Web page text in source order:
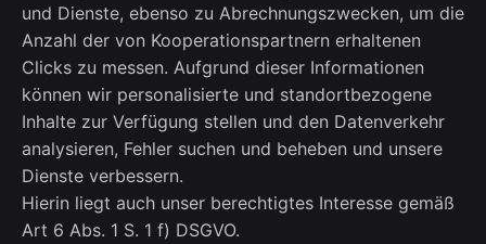
und Dienste, ebenso zu Abrechnungszwecken, um die
Anzahl der von Kooperationspartnern erhaltenen
Clicks zu messen. Aufgrund dieser Informationen
können wir personalisierte und standortbezogene
Inhalte zur Verfügung stellen und den Datenverkehr
analysieren, Fehler suchen und beheben und unsere
Dienste verbessern.
Hierin liegt auch unser berechtigtes Interesse gemäß
Art 6 Abs. 1 S. 1 f) DSGVO.